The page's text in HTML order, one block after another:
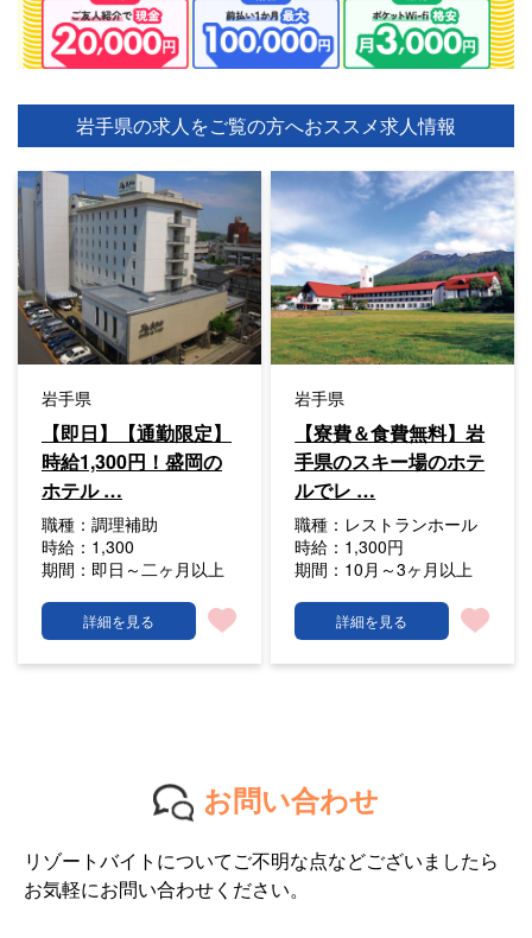
岩手県の求人をご覧の方へおススメ求人情報
岩手県
【即日】【通勤限定】
時給1,300円！盛岡の
ホテル …
職種： 調理補助
時給： 1,300
期間： 即日～二ヶ月以上
詳細を見る
岩手県
【寮費＆食費無料】岩
手県のスキー場のホテ
ルでレ …
職種： レストランホール
時給： 1,300円
期間： 10月～3ヶ月以上
詳細を見る
お問い合わせ
リゾートバイトについてご不明な点などございましたら
お気軽にお問い合わせください。